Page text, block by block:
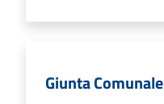
Giunta Comunale